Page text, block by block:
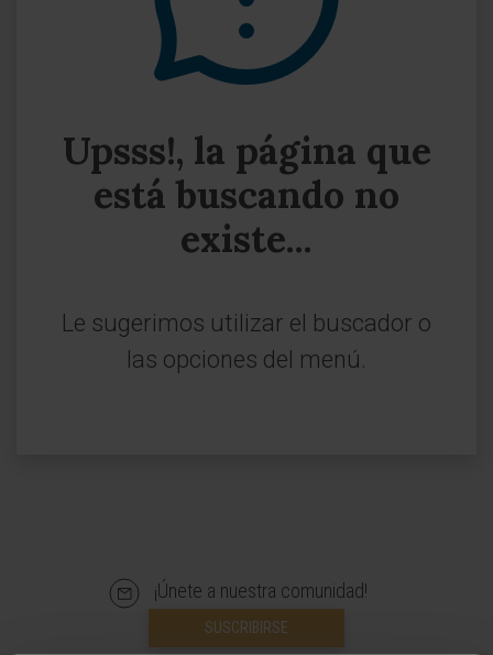
Upsss!, la página que
está buscando no
existe...
Le sugerimos utilizar el buscador o
las opciones del menú.
¡Únete a nuestra comunidad!
SUSCRIBIRSE